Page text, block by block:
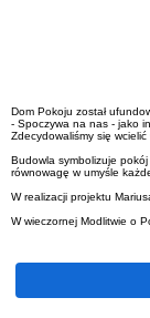
Dom Pokoju został
- Spoczywa na nas - jako
Zdecydowaliśmy się
Budowla symbolizuje
równowagę w umyśle
W realizacji projektu
W wieczornej Modlitwie o